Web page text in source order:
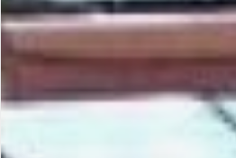
многоквартирном доме. И есть
часть комнаты, жилой дом. Или
комната, часть комнаты, квартира. И
вариации ответов – нужно выбрать
содержит наиболее полный ответ на
Правильным ответом будет:
комнаты, квартира.